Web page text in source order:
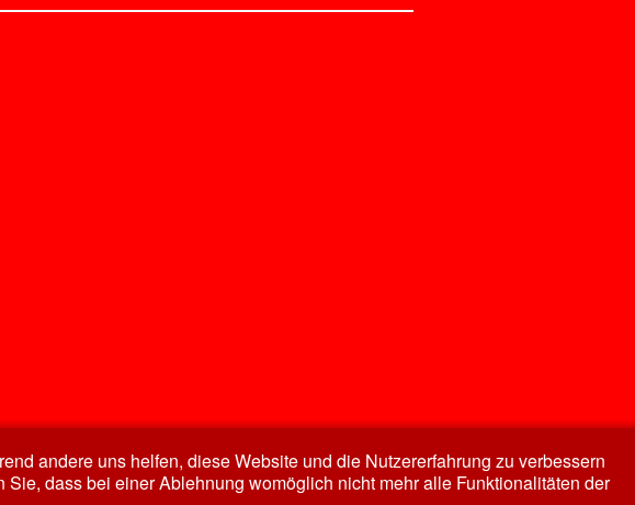
andere uns helfen, diese Website und die Nutzererfahrung zu verbessern
dass bei einer Ablehnung womöglich nicht mehr alle Funktionalitäten der